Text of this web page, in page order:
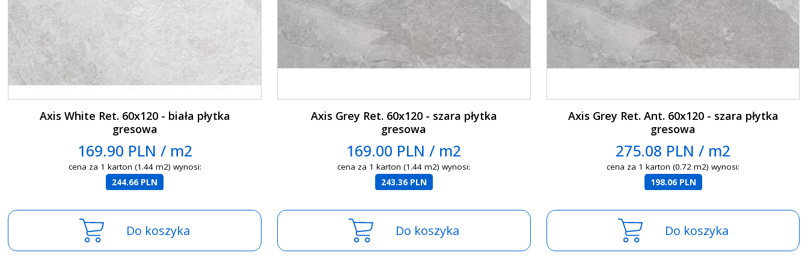
Axis White Ret. 60x120 - biała płytka
gresowa
169.90 PLN / m2
cena za 1 karton (1.44 m2) wynosi:
244.66 PLN
Do koszyka
Axis Grey Ret. 60x120 - szara płytka
gresowa
169.00 PLN / m2
cena za 1 karton (1.44 m2) wynosi:
243.36 PLN
Do koszyka
Axis Grey Ret. Ant. 60x120 - szara płytka
gresowa
275.08 PLN / m2
cena za 1 karton (0.72 m2) wynosi:
198.06 PLN
Do koszyka